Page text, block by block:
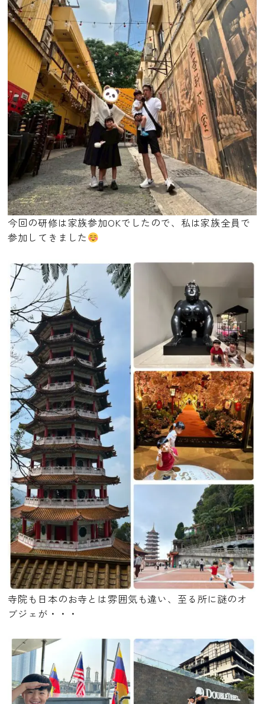
今回の研修は家族参加OKでしたので、私は家族全員で
参加してきました
寺院も日本のお寺とは雰囲気も違い、至る所に謎のオ
ブジェが・・・